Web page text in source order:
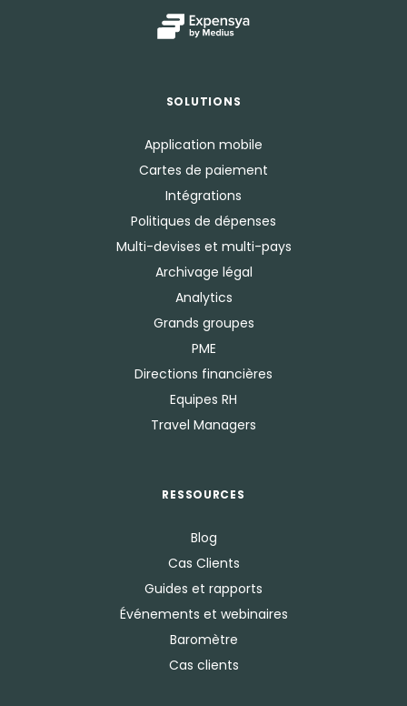
SOLUTIONS
Application mobile
Cartes de paiement
Intégrations
Politiques de dépenses
Multi-devises et multi-pays
Archivage légal
Analytics
Grands groupes
PME
Directions financières
Equipes RH
Travel Managers
RESSOURCES
Blog
Cas Clients
Guides et rapports
Événements et webinaires
Baromètre
Cas clients